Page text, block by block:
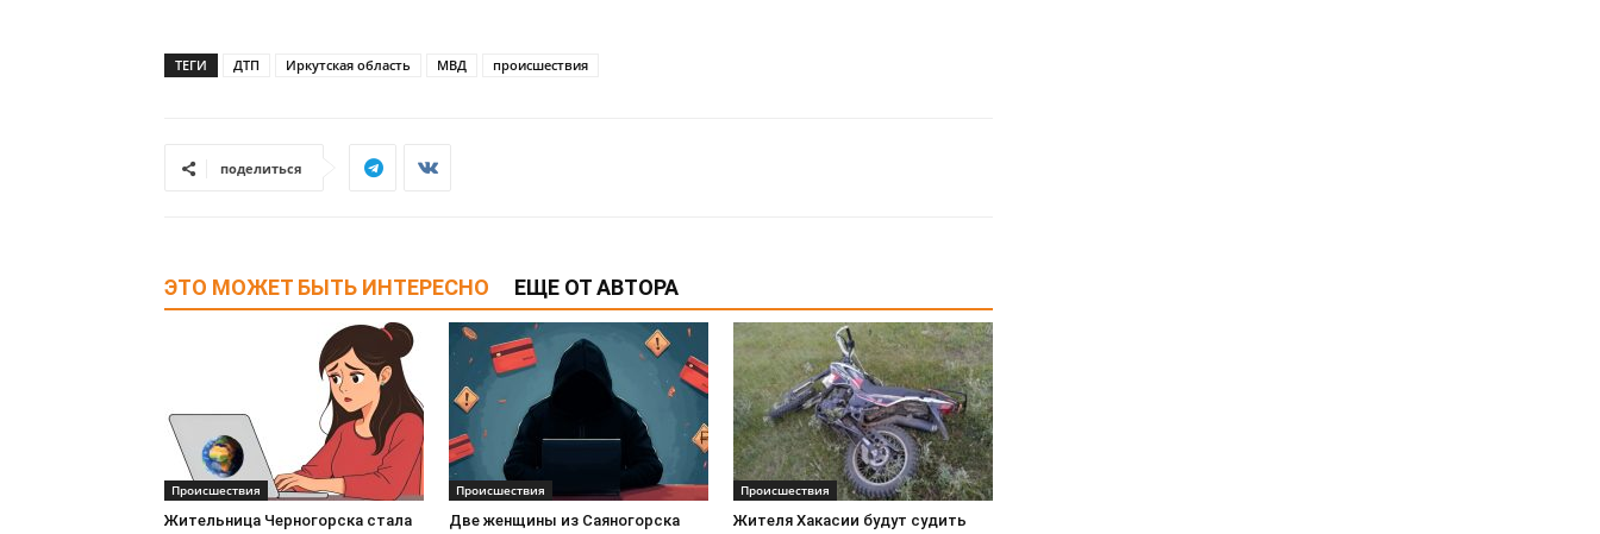
ТЕГИ ДТП Иркутская область МВД происшествия
поделиться
ЭТО МОЖЕТ БЫТЬ ИНТЕРЕСНО ЕЩЕ ОТ АВТОРА
Происшествия
Жительница Черногорска стала
Происшествия
Две женщины из Саяногорска
Происшествия
Жителя Хакасии будут судить